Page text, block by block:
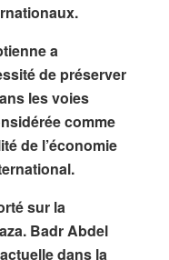
a
de préserver
les voies
comme
de l’économie
sur la
Badr Abdel
dans la